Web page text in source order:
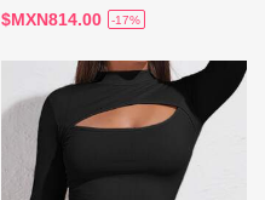
$MXN814.00 -17%